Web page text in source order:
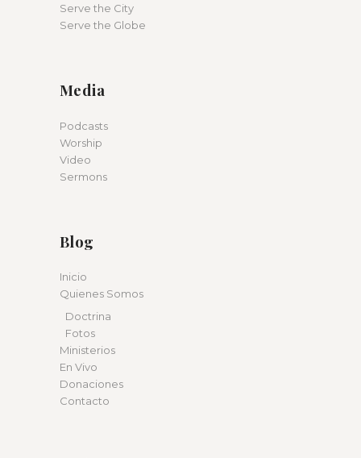
Serve the City
Serve the Globe
Media
Podcasts
Worship
Video
Sermons
Blog
Inicio
Quienes Somos
Doctrina
Fotos
Ministerios
En Vivo
Donaciones
Contacto